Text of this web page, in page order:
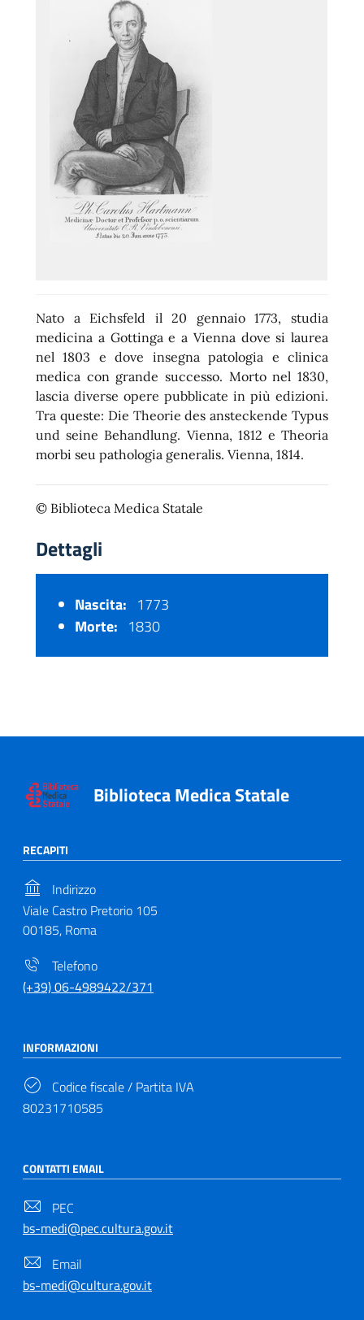
Nato a Eichsfeld il 20 gennaio 1773, studia
medicina a Gottinga e a Vienna dove si laurea
nel 1803 e dove insegna patologia e clinica
medica con grande successo. Morto nel 1830,
lascia diverse opere pubblicate in più edizioni.
Tra queste: Die Theorie des ansteckende Typus
und seine Behandlung. Vienna, 1812 e Theoria
morbi seu pathologia generalis. Vienna, 1814.
© Biblioteca Medica Statale
Dettagli
Nascita: 1773
Morte: 1830
Biblioteca Medica Statale
RECAPITI
Indirizzo
Viale Castro Pretorio 105
00185, Roma
Telefono
(+39) 06-4989422/371
INFORMAZIONI
Codice fiscale / Partita IVA
80231710585
CONTATTI EMAIL
PEC
bs-medi@pec.cultura.gov.it
Email
bs-medi@cultura.gov.it